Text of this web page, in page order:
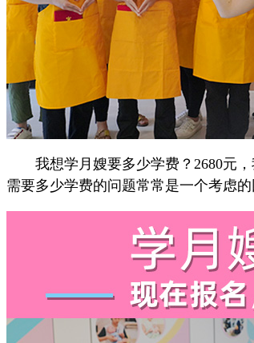
我想学月嫂要多少学费？2680元，
需要多少学费的问题常常是一个考虑